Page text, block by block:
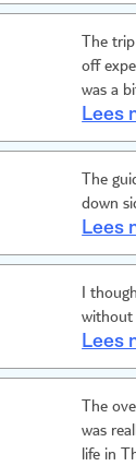
The
off
was a
In
Lees
The
down
Lees
I
without
Lees
The
was
life in